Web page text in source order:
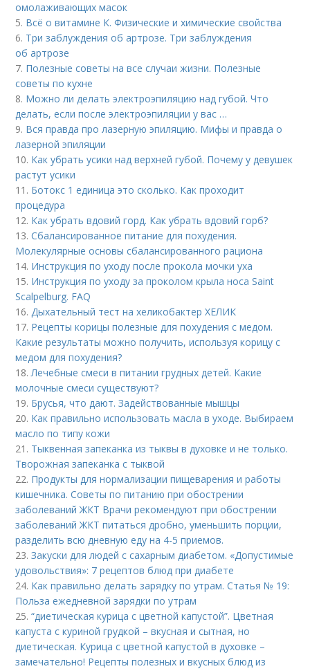
омолаживающих масок
5. Всё о витамине К. Физические и химические свойства
6. Три заблуждения об артрозе. Три заблуждения
об артрозе
7. Полезные советы на все случаи жизни. Полезные
советы по кухне
8. Можно ли делать электроэпиляцию над губой. Что
делать, если после электроэпиляции у вас …
9. Вся правда про лазерную эпиляцию. Мифы и правда о
лазерной эпиляции
10. Как убрать усики над верхней губой. Почему у девушек
растут усики
11. Ботокс 1 единица это сколько. Как проходит
процедура
12. Как убрать вдовий горд. Как убрать вдовий горб?
13.Сбалансированное питание для похудения.
Молекулярные основы сбалансированного рациона
14. Инструкция по уходу после прокола мочки уха
15. Инструкция по уходу за проколом крыла носа Saint
Scalpelburg. FAQ
16.Дыхательный тест на хеликобактер ХЕЛИК
17. Рецепты корицы полезные для похудения с медом.
Какие результаты можно получить, используя корицу с
медом для похудения?
18.Лечебные смеси в питании грудных детей. Какие
молочные смеси существуют?
19. Брусья, что дают. Задействованные мышцы
20. Как правильно использовать масла в уходе. Выбираем
масло по типу кожи
21. Тыквенная запеканка из тыквы в духовке и не только.
Творожная запеканка с тыквой
22. Продукты для нормализации пищеварения и работы
кишечника. Советы по питанию при обострении
заболеваний ЖКТ Врачи рекомендуют при обострении
заболеваний ЖКТ питаться дробно, уменьшить порции,
разделить всю дневную еду на 4-5 приемов.
23.Закуски для людей с сахарным диабетом. «Допустимые
удовольствия»: 7 рецептов блюд при диабете
24. Как правильно делать зарядку по утрам. Статья № 19:
Польза ежедневной зарядки по утрам
25.“диетическая курица с цветной капустой”. Цветная
капуста с куриной грудкой – вкусная и сытная, но
диетическая. Курица с цветной капустой в духовке –
замечательно! Рецепты полезных и вкусных блюд из